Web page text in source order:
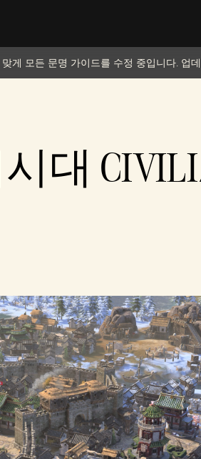
게 모든 문명 가이드를 수정 중입니다. 업
대